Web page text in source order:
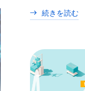
続きを読む